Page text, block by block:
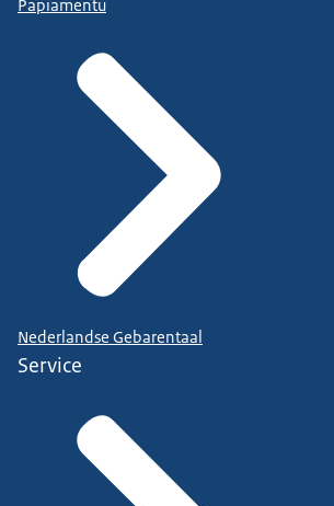
Papiamentu
Nederlandse Gebarentaal
Service